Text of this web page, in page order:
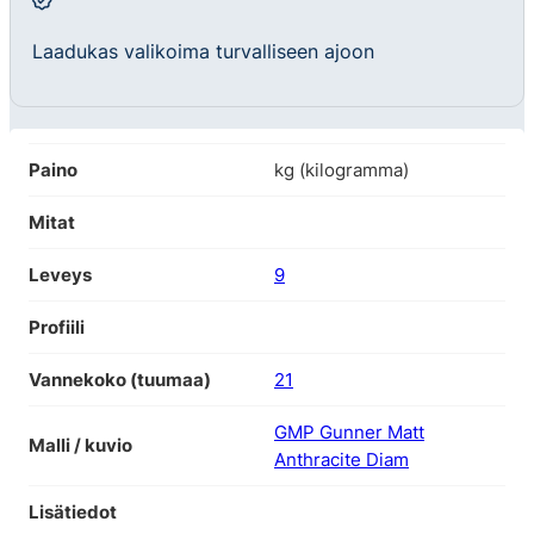
Laadukas valikoima turvalliseen ajoon
Paino kg (kilogramma)
Mitat
Leveys 9
Profiili
Vannekoko (tuumaa) 21
Malli / kuvio
GMP Gunner Matt
Anthracite Diam
Lisätiedot